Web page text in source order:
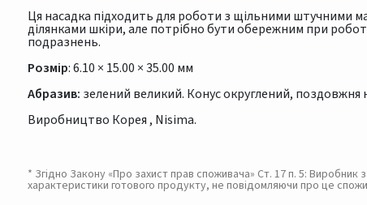
Ця насадка підходить для роботи з щільними штучними
ділянками шкіри, але потрібно бути обережним при
подразнень.
Розмір: 6.10 × 15.00 × 35.00 мм
Абразив: зелений великий. Конус округлений, поздовжня
Виробництво Корея , Nisima.
* Згідно Закону «Про захист прав споживача» Ст. 17 п. 5:
характеристики готового продукту, не повідомляючи про це